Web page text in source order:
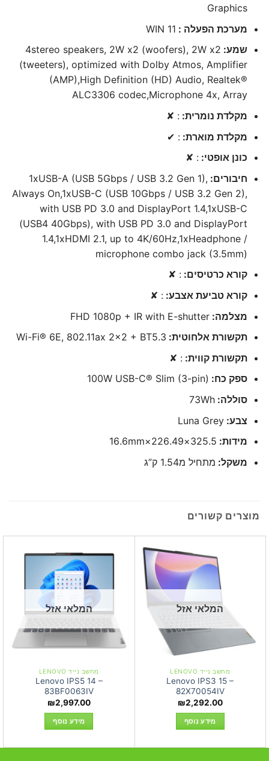
Graphics
מערכת הפעלה : WIN 11
שמע: 4stereo speakers, 2W x2 (woofers), 2W x2
(tweeters), optimized with Dolby Atmos, Amplifier
(AMP),High Definition (HD) Audio, Realtek®
ALC3306 codec,Microphone 4x, Array
מקלדת נומרית: : ✘
מקלדת מוארת: : ✔
כונן אופטי: : ✘
חיבורים: 1xUSB-A (USB 5Gbps / USB 3.2 Gen 1),
Always On,1xUSB-C (USB 10Gbps / USB 3.2 Gen 2),
with USB PD 3.0 and DisplayPort 1.4,1xUSB-C
(USB4 40Gbps), with USB PD 3.0 and DisplayPort
1.4,1xHDMI 2.1, up to 4K/60Hz,1xHeadphone /
microphone combo jack (3.5mm)
קורא כרטיסים: : ✘
קורא טביעת אצבע: : ✘
מצלמה: FHD 1080p + IR with E-shutter
תקשורת אלחוטית: Wi-Fi® 6E, 802.11ax 2×2 + BT5.3
תקשורת קווית: : ✘
ספק כח: 100W USB-C® Slim (3-pin)
סוללה: 73Wh
צבע: Luna Grey
מידות: 325.5×226.49×16.6mm
משקל: מתחיל מ1.54 ק”ג
מוצרים קשורים
המלאי אזל
מחשב נייד LENOVO
Lenovo IPS3 15 –
82X70054IV
₪2,292.00
מידע נוסף
המלאי אזל
מחשב נייד LENOVO
Lenovo IPS5 14 –
83BF0063IV
₪2,997.00
מידע נוסף